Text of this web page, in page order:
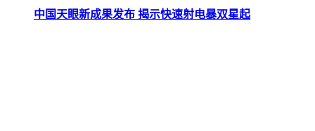
中国天眼新成果发布 揭示快速射电暴双星起